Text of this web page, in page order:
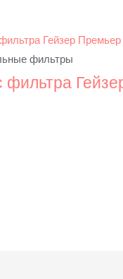
фильтры
фильтра